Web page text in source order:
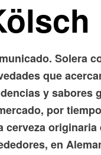
Solera
que
y sabores
por
cerveza
en